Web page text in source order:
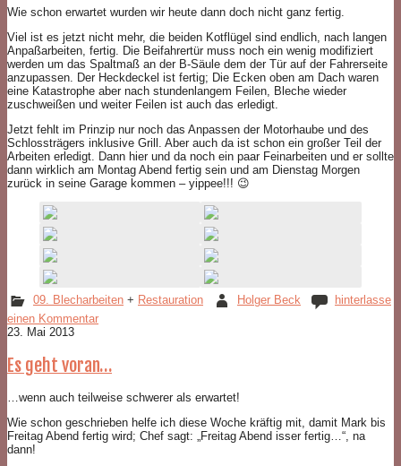
Wie schon erwartet wurden wir heute dann doch nicht ganz fertig.
Viel ist es jetzt nicht mehr, die beiden Kotflügel sind endlich, nach langen
Anpaßarbeiten, fertig. Die Beifahrertür muss noch ein wenig modifiziert
werden um das Spaltmaß an der B-Säule dem der Tür auf der Fahrerseite
anzupassen. Der Heckdeckel ist fertig; Die Ecken oben am Dach waren
eine Katastrophe aber nach stundenlangem Feilen, Bleche wieder
zuschweißen und weiter Feilen ist auch das erledigt.
Jetzt fehlt im Prinzip nur noch das Anpassen der Motorhaube und des
Schlossträgers inklusive Grill. Aber auch da ist schon ein großer Teil der
Arbeiten erledigt. Dann hier und da noch ein paar Feinarbeiten und er sollte
dann wirklich am Montag Abend fertig sein und am Dienstag Morgen
zurück in seine Garage kommen – yippee!!! 😉
09. Blecharbeiten + Restauration Holger Beck
hinterlasse
einen Kommentar
23. Mai 2013
Es geht voran…
…wenn auch teilweise schwerer als erwartet!
Wie schon geschrieben helfe ich diese Woche kräftig mit, damit Mark bis
Freitag Abend fertig wird; Chef sagt: „Freitag Abend isser fertig…“, na
dann!